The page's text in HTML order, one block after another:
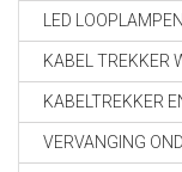
LED LOOPLAMPEN
KABEL TREKKER
KABELTREKKER
VERVANGING